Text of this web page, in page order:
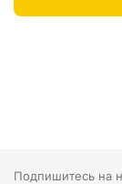
Подпишитесь на